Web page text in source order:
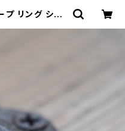
プ リング シル